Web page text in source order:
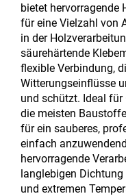
bietet hervorragende
für eine Vielzahl von
in der
säurehärtende
flexible Verbindung,
Witterungseinflüsse
und schützt. Ideal für
die meisten
für ein sauberes,
einfach
hervorragende
langlebigen Dichtung
und extremen